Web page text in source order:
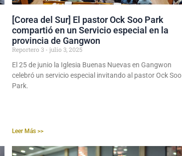
[Corea del Sur] El pastor Ock Soo Park
compartió en un Servicio especial en la
provincia de Gangwon
Reportero 3
julio 3, 2025
El 25 de junio la Iglesia Buenas Nuevas en Gangwon
celebró un servicio especial invitando al pastor Ock Soo
Park.
Leer Más >>